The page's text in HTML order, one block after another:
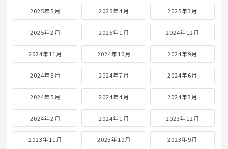
2025年5月 2025年4月 2025年3月
2025年2月 2025年1月 2024年12月
2024年11月 2024年10月 2024年9月
2024年8月 2024年7月 2024年6月
2024年5月 2024年4月 2024年3月
2024年2月 2024年1月 2023年12月
2023年11月 2023年10月 2023年9月